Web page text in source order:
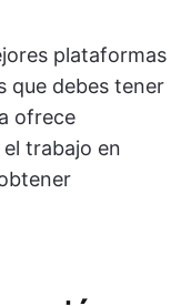
plataformas
que debes tener
ofrece
trabajo en